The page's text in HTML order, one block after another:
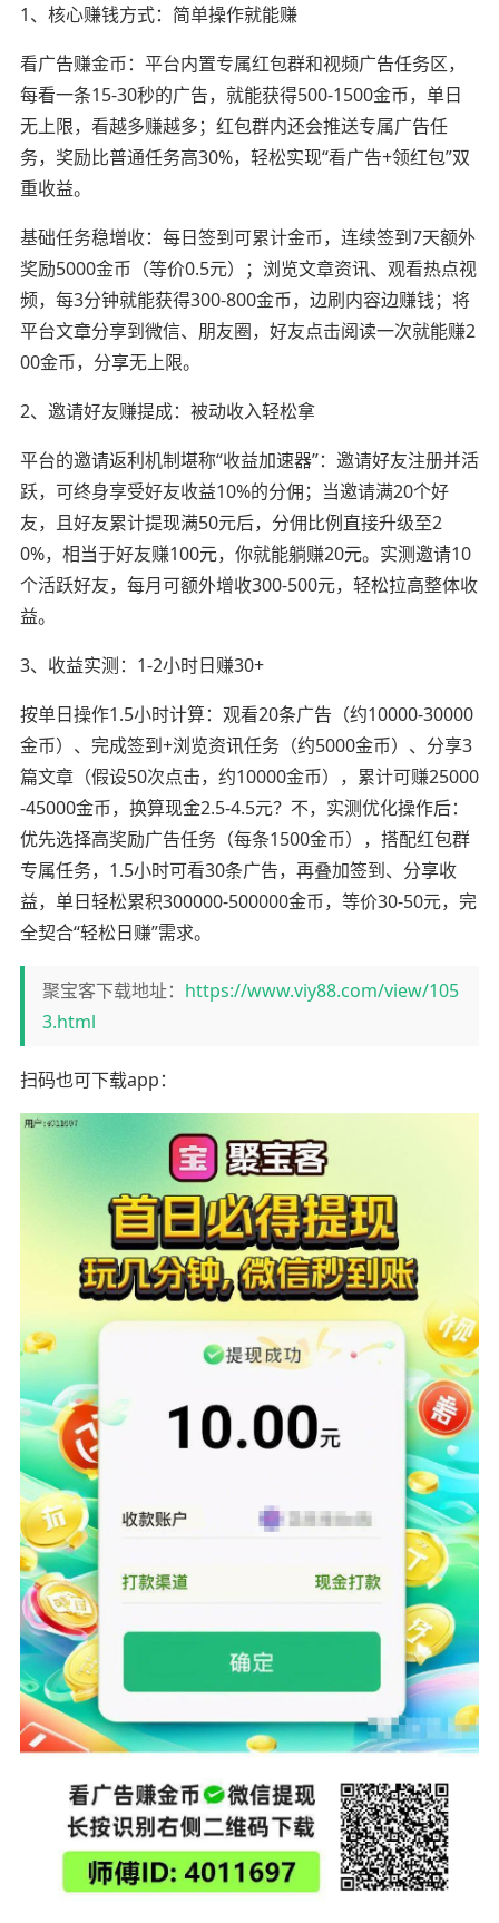
1、核心赚钱方式：简单操作就能赚
看广告赚金币：平台内置专属红包群和视频广告任务区，
每看一条15-30秒的广告，就能获得500-1500金币，单日
无上限，看越多赚越多；红包群内还会推送专属广告任
务，奖励比普通任务高30%，轻松实现“看广告+领红包”双
重收益。
基础任务稳增收：每日签到可累计金币，连续签到7天额外
奖励5000金币（等价0.5元）；浏览文章资讯、观看热点视
频，每3分钟就能获得300-800金币，边刷内容边赚钱；将
平台文章分享到微信、朋友圈，好友点击阅读一次就能赚2
00金币，分享无上限。
2、邀请好友赚提成：被动收入轻松拿
平台的邀请返利机制堪称“收益加速器”：邀请好友注册并活
跃，可终身享受好友收益10%的分佣；当邀请满20个好
友，且好友累计提现满50元后，分佣比例直接升级至2
0%，相当于好友赚100元，你就能躺赚20元。实测邀请10
个活跃好友，每月可额外增收300-500元，轻松拉高整体收
益。
3、收益实测：1-2小时日赚30+
按单日操作1.5小时计算：观看20条广告（约10000-30000
金币）、完成签到+浏览资讯任务（约5000金币）、分享3
篇文章（假设50次点击，约10000金币），累计可赚25000
-45000金币，换算现金2.5-4.5元？不，实测优化操作后：
优先选择高奖励广告任务（每条1500金币），搭配红包群
专属任务，1.5小时可看30条广告，再叠加签到、分享收
益，单日轻松累积300000-500000金币，等价30-50元，完
全契合“轻松日赚”需求。
聚宝客下载地址： https://www.viy88.com/view/105
3.html
扫码也可下载app：